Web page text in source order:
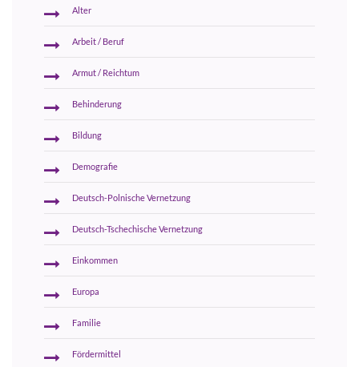
Alter
Arbeit / Beruf
Armut / Reichtum
Behinderung
Bildung
Demografie
Deutsch-Polnische Vernetzung
Deutsch-Tschechische Vernetzung
Einkommen
Europa
Familie
Fördermittel